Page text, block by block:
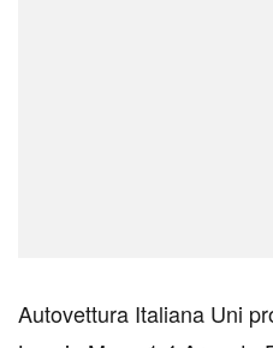
Autovettura Italiana Uni